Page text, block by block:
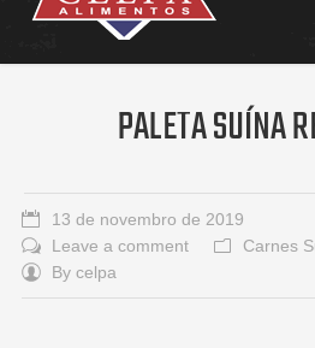
Empresa
Trabalhe
Localização
PALETA SUÍNA
13 de novembro de 2019
Leave a comment
Carnes
By celpa